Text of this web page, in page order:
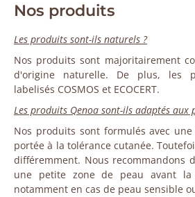
Nos produits
Les produits sont-ils naturels ?
Nos produits sont majoritairement
d'origine naturelle. De plus, les
labelisés COSMOS et ECOCERT.
Les produits Qenoa sont-ils adaptés aux
Nos produits sont formulés avec
portée à la tolérance cutanée.
différemment. Nous recommandons
une petite zone de peau avant la
notamment en cas de peau sensible